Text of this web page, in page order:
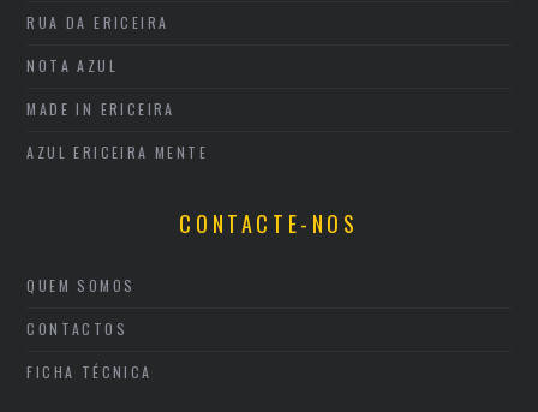
RUA DA ERICEIRA
NOTA AZUL
MADE IN ERICEIRA
AZUL ERICEIRA MENTE
CONTACTE-NOS
QUEM SOMOS
CONTACTOS
FICHA TÉCNICA